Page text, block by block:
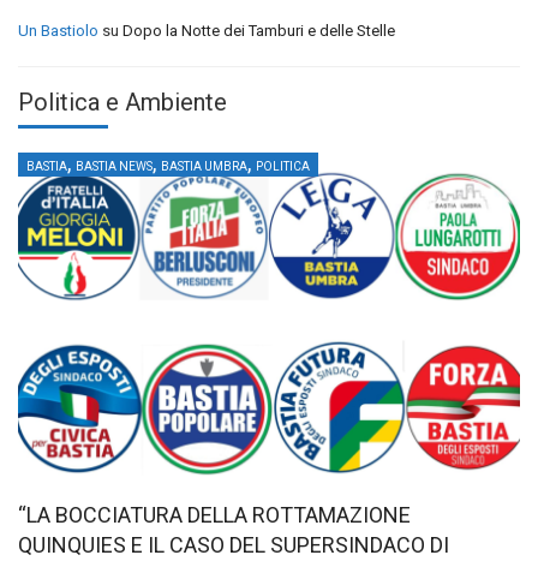
Un Bastiolo su Dopo la Notte dei Tamburi e delle Stelle
Politica e Ambiente
BASTIA, BASTIA NEWS, BASTIA UMBRA, POLITICA
“LA BOCCIATURA DELLA ROTTAMAZIONE
QUINQUIES E IL CASO DEL SUPERSINDACO DI